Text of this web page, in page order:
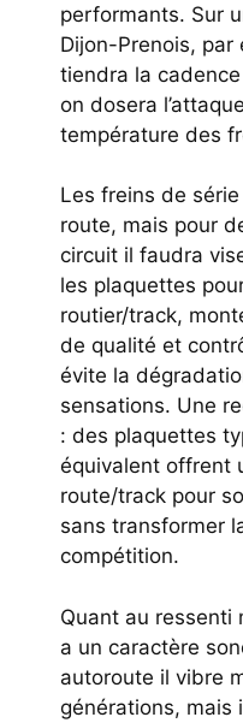
performants. Sur
Dijon-Prenois, par
tiendra la
on dosera
température des
Les freins de
route, mais pour
circuit il faudra
les plaquettes
routier/track,
de qualité et
évite la
sensations. Une
: des plaquettes
équivalent offrent
route/track pour
sans transformer
compétition.
Quant au ressenti
a un caractère
autoroute il vibre
générations, mais